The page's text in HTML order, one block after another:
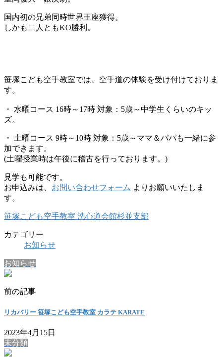
国内初の兄弟同時世界王座獲得。
しかも二人ともKO勝利。
笹塚こども空手教室では、空手道の体験を受け付けておりま
す。
・ 水曜コース 16時～17時 対象：5歳～中学生くらいのキッ
ズ。
・ 土曜コース 9時～10時 対象：5歳～ママ＆パパも一緒に参
加できます。
(土曜授業時は午後に稽古を行っております。)
見学も可能です。
お申込みは、 お問い合わせフォーム よりお願いいたしま
す。
笹塚こども空手教室 洗心道会館杉並支部
カテゴリー
お知らせ
お知らせ
前の記事
リカバリー 笹塚こども空手教室 カラテ KARATE
2023年4月15日
未分類